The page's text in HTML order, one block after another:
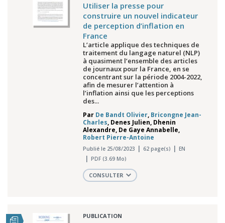
Utiliser la presse pour
construire un nouvel indicateur
de perception d’inflation en
France
L’article applique des techniques de
traitement du langage naturel (NLP)
à quasiment l’ensemble des articles
de journaux pour la France, en se
concentrant sur la période 2004-2022,
afin de mesurer l’attention à
l’inflation ainsi que les perceptions
des...
Par De Bandt Olivier, Bricongne Jean-
Charles, Denes Julien, Dhenin
Alexandre, De Gaye Annabelle,
Robert Pierre-Antoine
Publié le 25/08/2023 62 page(s)
EN
PDF (3.69 Mo)
CONSULTER
PUBLICATION